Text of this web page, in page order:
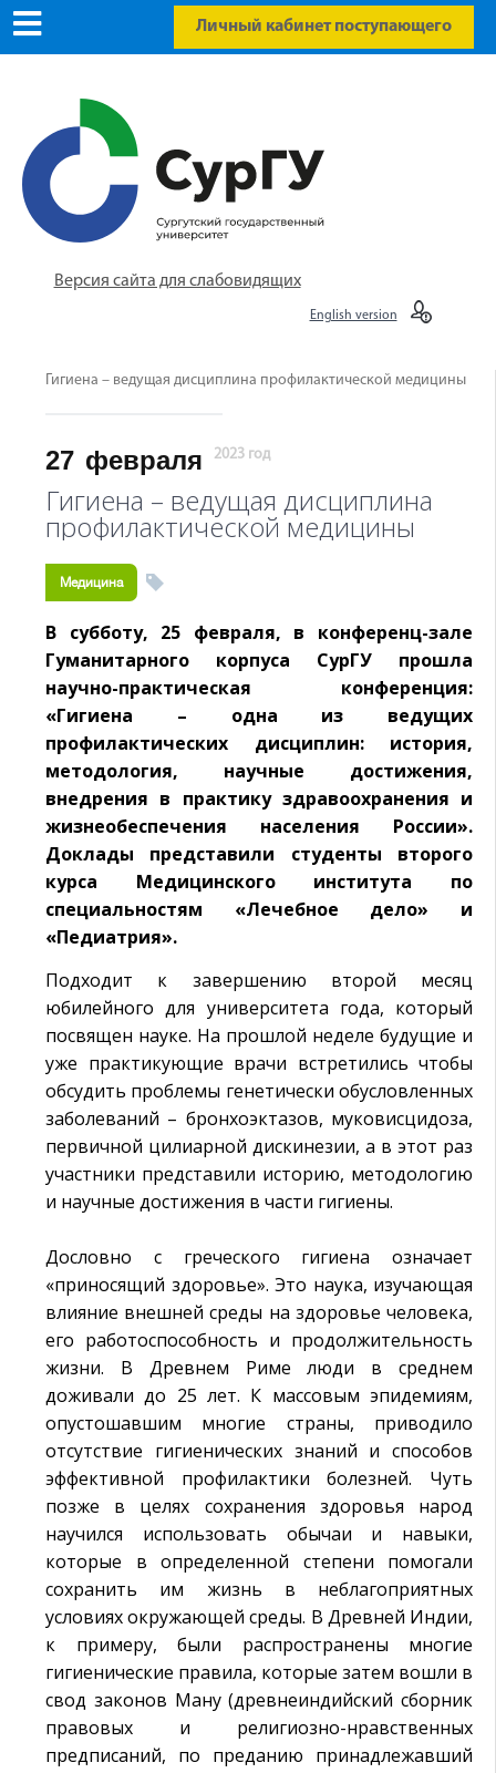
Личный кабинет поступающего
Версия сайта для слабовидящих
English version
Гигиена – ведущая дисциплина профилактической медицины
27 февраля 2023 год
Гигиена – ведущая дисциплина
профилактической медицины
Медицина
В субботу, 25 февраля, в конференц-зале
Гуманитарного корпуса СурГУ прошла
научно-практическая конференция:
«Гигиена – одна из ведущих
профилактических дисциплин: история,
методология, научные достижения,
внедрения в практику здравоохранения и
жизнеобеспечения населения России».
Доклады представили студенты второго
курса Медицинского института по
специальностям «Лечебное дело» и
«Педиатрия».
Подходит к завершению второй месяц
юбилейного для университета года, который
посвящен науке. На прошлой неделе будущие и
уже практикующие врачи встретились чтобы
обсудить проблемы генетически обусловленных
заболеваний – бронхоэктазов, муковисцидоза,
первичной цилиарной дискинезии, а в этот раз
участники представили историю, методологию
и научные достижения в части гигиены.
Дословно с греческого гигиена означает
«приносящий здоровье». Это наука, изучающая
влияние внешней среды на здоровье человека,
его работоспособность и продолжительность
жизни. В Древнем Риме люди в среднем
доживали до 25 лет. К массовым эпидемиям,
опустошавшим многие страны, приводило
отсутствие гигиенических знаний и способов
эффективной профилактики болезней. Чуть
позже в целях сохранения здоровья народ
научился использовать обычаи и навыки,
которые в определенной степени помогали
сохранить им жизнь в неблагоприятных
условиях окружающей среды. В Древней Индии,
к примеру, были распространены многие
гигиенические правила, которые затем вошли в
свод законов Ману (древнеиндийский сборник
правовых и религиозно-нравственных
предписаний, по преданию принадлежавший